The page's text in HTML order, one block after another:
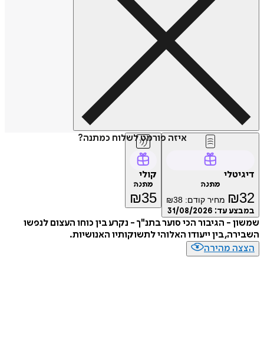
איזה פורמט לשלוח כמתנה?
דיגיטלי
מתנה
₪32 מחיר קודם: ₪38
במבצע עד: 31/08/2026
קולי
מתנה
₪35
שמשון - הגיבור הכי סוער בתנ"ך - נקרע בין כוחו העצום לנפשו
השבירה, בין ייעודו האלוהי לתשוקותיו האנושיות.
הצצה מהירה